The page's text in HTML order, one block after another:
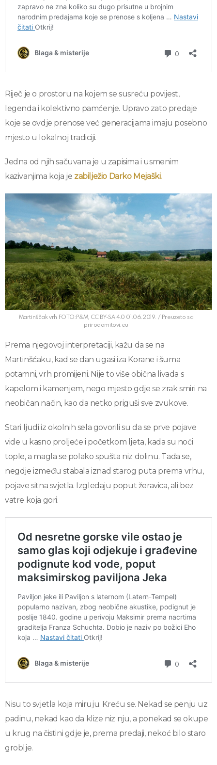
Riječ je o prostoru na kojem se susreću povijest,
legenda i kolektivno pamćenje. Upravo zato predaje
koje se ovdje prenose već generacijama imaju posebno
mjesto u lokalnoj tradiciji.
Jedna od njih sačuvana je u zapisima i usmenim
kazivanjima koja je zabilježio Darko Mejaški.
Martinščak vrh FOTO:P&M, CC BY-SA 4.0 01.06.2019. / Preuzeto sa
prirodamitovi.eu
Prema njegovoj interpretaciji, kažu da se na
Martinšćaku, kad se dan ugasi iza Korane i šuma
potamni, vrh promijeni. Nije to više obična livada s
kapelom i kamenjem, nego mjesto gdje se zrak smiri na
neobičan način, kao da netko priguši sve zvukove.
Stari ljudi iz okolnih sela govorili su da se prve pojave
vide u kasno proljeće i početkom ljeta, kada su noći
tople, a magla se polako spušta niz dolinu. Tada se,
negdje između stabala iznad starog puta prema vrhu,
pojave sitna svjetla. Izgledaju poput žeravica, ali bez
vatre koja gori.
Nisu to svjetla koja miruju. Kreću se. Nekad se penju uz
padinu, nekad kao da klize niz nju, a ponekad se okupe
u krug na čistini gdje je, prema predaji, nekoć bilo staro
groblje.